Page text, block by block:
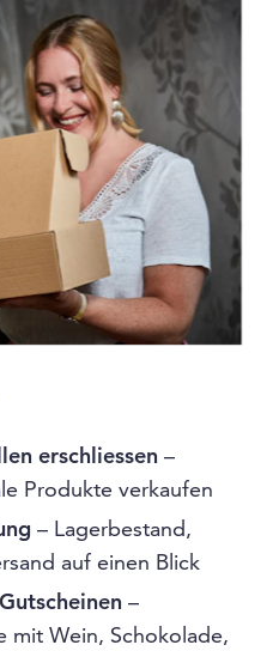
erschliessen –
Produkte verkaufen
– Lagerbestand,
auf einen Blick
–
mit Wein, Schokolade,